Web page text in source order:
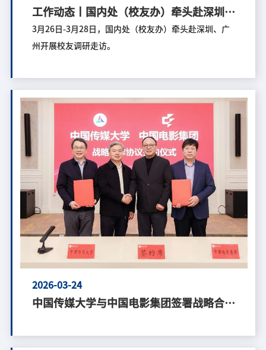
工作动态丨国内处（校友办）牵头赴深圳、
广州开展校友（资源）企业访企拓岗
3月26日-3月28日，国内处（校友办）牵头赴深圳、广
州开展校友调研走访。
2026-03-24
中国传媒大学与中国电影集团签署战略合作